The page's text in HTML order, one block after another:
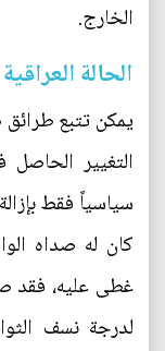
الخارج.
الحالة العراقية
يمكن تتبع
سياسياً فقط
كان له صداه
غطى عليه، فقد
لدرجة نسف